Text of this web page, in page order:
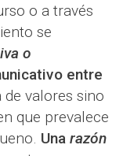
o a través
se
o
entre
de valores sino
que prevalece
Una razón